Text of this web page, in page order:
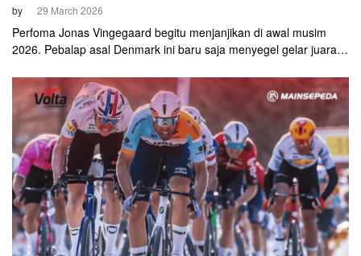
by 29 March 2026
Perfoma Jonas Vingegaard begitu menjanjikan di awal musim
2026. Pebalap asal Denmark ini baru saja menyegel gelar juara
Vingegaard musim ini setelah sebelumnya menjuarai balapan
multi-etape Paris-Nice awal bulan ini.